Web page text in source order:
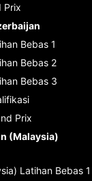
Prix
Bebas 1
Bebas 2
Bebas 3
Prix
(Malaysia)
Latihan Bebas 1